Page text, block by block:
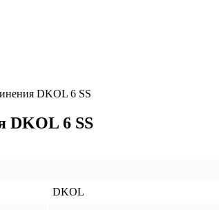
DKOL 6 SS
DKOL 6 SS
DKOL